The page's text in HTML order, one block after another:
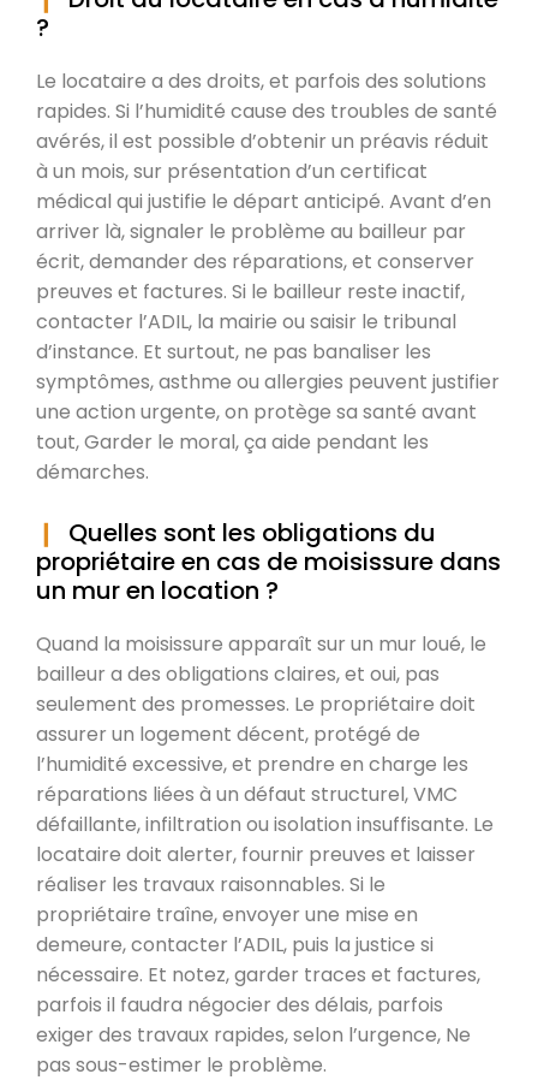
?
Le locataire a des droits, et parfois des solutions
rapides. Si l’humidité cause des troubles de santé
avérés, il est possible d’obtenir un préavis réduit
à un mois, sur présentation d’un certificat
médical qui justifie le départ anticipé. Avant d’en
arriver là, signaler le problème au bailleur par
écrit, demander des réparations, et conserver
preuves et factures. Si le bailleur reste inactif,
contacter l’ADIL, la mairie ou saisir le tribunal
d’instance. Et surtout, ne pas banaliser les
symptômes, asthme ou allergies peuvent justifier
une action urgente, on protège sa santé avant
tout, Garder le moral, ça aide pendant les
démarches.
Quelles sont les obligations du
propriétaire en cas de moisissure dans
un mur en location ?
Quand la moisissure apparaît sur un mur loué, le
bailleur a des obligations claires, et oui, pas
seulement des promesses. Le propriétaire doit
assurer un logement décent, protégé de
l’humidité excessive, et prendre en charge les
réparations liées à un défaut structurel, VMC
défaillante, infiltration ou isolation insuffisante. Le
locataire doit alerter, fournir preuves et laisser
réaliser les travaux raisonnables. Si le
propriétaire traîne, envoyer une mise en
demeure, contacter l’ADIL, puis la justice si
nécessaire. Et notez, garder traces et factures,
parfois il faudra négocier des délais, parfois
exiger des travaux rapides, selon l’urgence, Ne
pas sous-estimer le problème.